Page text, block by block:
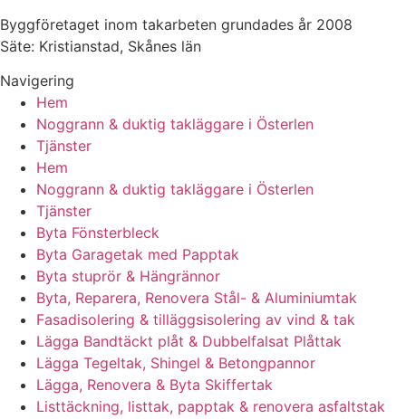
Byggföretaget inom takarbeten grundades år 2008
Säte: Kristianstad, Skånes län
Navigering
Hem
Noggrann & duktig takläggare i Österlen
Tjänster
Hem
Noggrann & duktig takläggare i Österlen
Tjänster
Byta Fönsterbleck
Byta Garagetak med Papptak
Byta stuprör & Hängrännor
Byta, Reparera, Renovera Stål- & Aluminiumtak
Fasadisolering & tilläggsisolering av vind & tak
Lägga Bandtäckt plåt & Dubbelfalsat Plåttak
Lägga Tegeltak, Shingel & Betongpannor
Lägga, Renovera & Byta Skiffertak
Listtäckning, listtak, papptak & renovera asfaltstak